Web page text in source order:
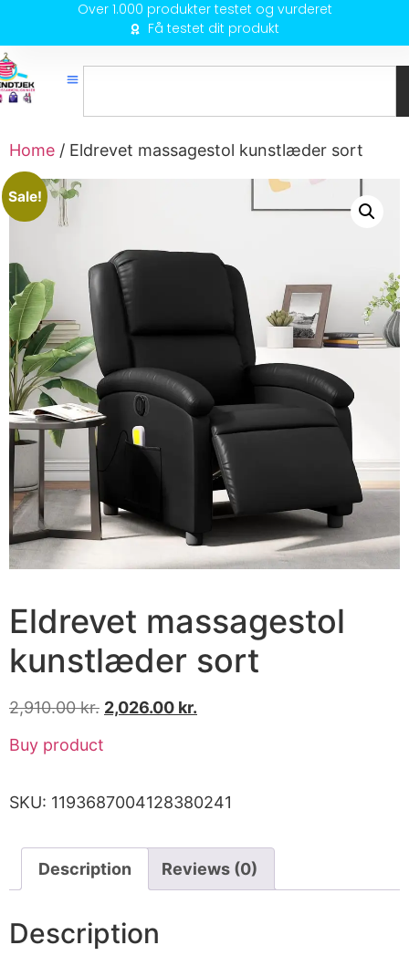
Over 1.000 produkter testet og vurderet
Få testet dit produkt
Home / Eldrevet massagestol kunstlæder sort
Sale!
Eldrevet massagestol
kunstlæder sort
2,910.00kr. 2,026.00 kr.
Buy product
SKU: 1193687004128380241
Description Reviews (0)
Description